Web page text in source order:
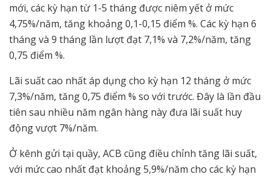
mới, các kỳ hạn từ 1-5 tháng được niêm yết ở mức
4,75%/năm, tăng khoảng 0,1-0,15 điểm %. Các kỳ hạn 6
tháng và 9 tháng lần lượt đạt 7,1% và 7,2%/năm, tăng
0,75 điểm %.
Lãi suất cao nhất áp dụng cho kỳ hạn 12 tháng ở mức
7,3%/năm, tăng 0,75 điểm % so với trước. Đây là lần đầu
tiên sau nhiều năm ngân hàng này đưa lãi suất huy
động vượt 7%/năm.
Ở kênh gửi tại quầy, ACB cũng điều chỉnh tăng lãi suất,
với mức cao nhất đạt khoảng 5,9%/năm cho các kỳ hạn